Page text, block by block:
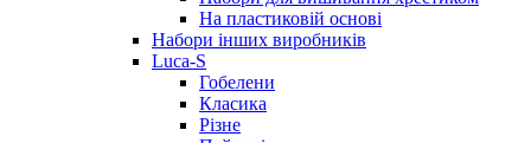
На пластиковій основі
Набори інших виробників
Luca-S
Гобелени
Класика
Різне